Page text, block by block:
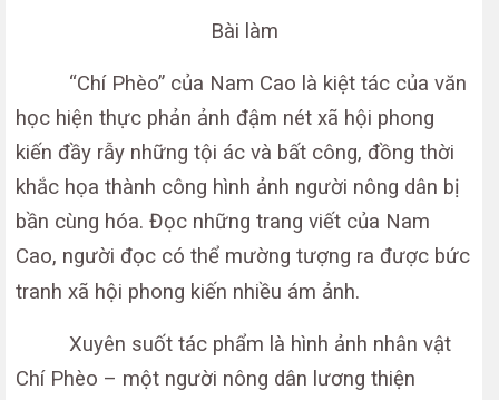
Bài làm
“Chí Phèo” của Nam Cao là kiệt tác của văn
học hiện thực phản ảnh đậm nét xã hội phong
kiến đầy rẫy những tội ác và bất công, đồng thời
khắc họa thành công hình ảnh người nông dân bị
bần cùng hóa. Đọc những trang viết của Nam
Cao, người đọc có thể mường tượng ra được bức
tranh xã hội phong kiến nhiều ám ảnh.
Xuyên suốt tác phẩm là hình ảnh nhân vật
Chí Phèo – một người nông dân lương thiện